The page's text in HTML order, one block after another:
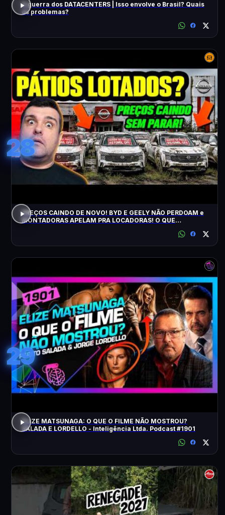
A guerra dos DATACENTERS | Isso envolve o Brasil? Quais
os problemas?
28
PREÇOS CAINDO DE NOVO! BYD E GEELY NÃO PERDOAM e
MONTADORAS APELAM PRA LOCADORAS! O QUE
29
ELIZE MATSUNAGA: O QUE O FILME NÃO MOSTROU?
SALADA E LORDELLO - Inteligência Ltda. Podcast #1901